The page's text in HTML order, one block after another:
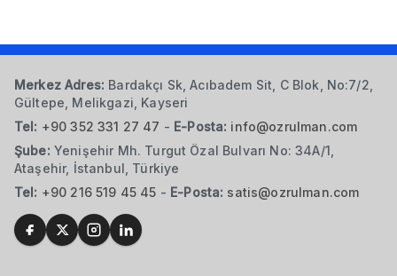
Merkez Adres: Bardakçı Sk, Acıbadem Sit, C Blok, No:7/2,
Gültepe, Melikgazi, Kayseri
Tel: +90 352 331 27 47 - E-Posta: info@ozrulman.com
Şube: Yenişehir Mh. Turgut Özal Bulvarı No: 34A/1,
Ataşehir, İstanbul, Türkiye
Tel: +90 216 519 45 45 - E-Posta: satis@ozrulman.com